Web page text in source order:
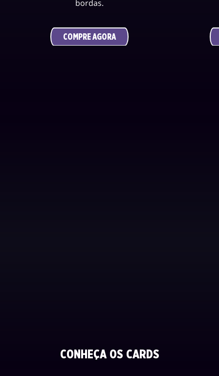
bordas.
COMPRE AGORA
CONHEÇA OS CARDS